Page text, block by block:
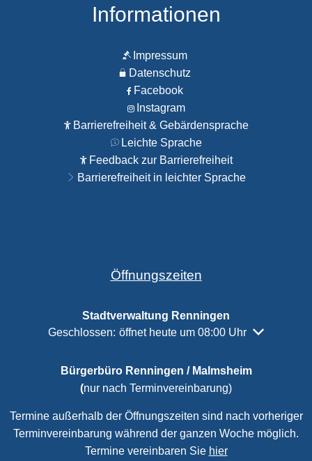
Informationen
Impressum
Datenschutz
Facebook
Instagram
Barrierefreiheit & Gebärdensprache
Leichte Sprache
Feedback zur Barrierefreiheit
Barrierefreiheit in leichter Sprache
Öffnungszeiten
Stadtverwaltung Renningen
Klicken, um weitere Öffnungs- oder Schließzeiten
Geschlossen: öffnet heute um 08:00 Uhr
Bürgerbüro Renningen / Malmsheim
(nur nach Terminvereinbarung)
Termine außerhalb der Öffnungszeiten sind nach vorheriger
Terminvereinbarung während der ganzen Woche möglich.
Termine vereinbaren Sie hier